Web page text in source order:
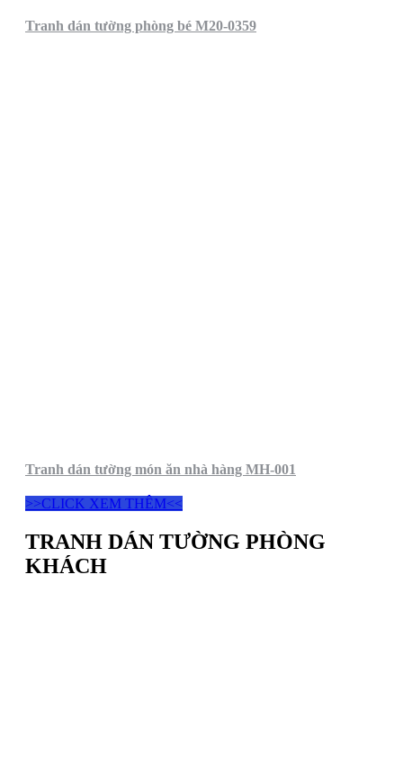
Tranh dán tường phòng bé M20-0359
Tranh dán tường món ăn nhà hàng MH-001
>>CLICK XEM THÊM<<
TRANH DÁN TƯỜNG PHÒNG
KHÁCH